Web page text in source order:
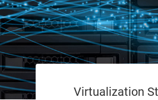
Virtualization